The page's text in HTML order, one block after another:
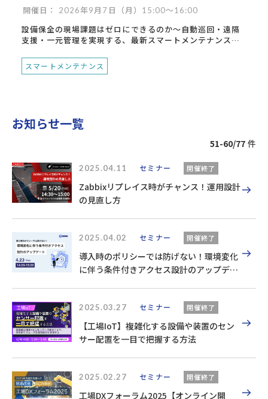
開催日： 2026年9月7日（月）15:00～16:00
設備保全の現場課題はゼロにできるのか～自動巡回・遠隔
支援・一元管理を実現する、最新スマートメンテナンス事
スマートメンテナンス
お知らせ一覧
51-60/77 件
2025.04.11 セミナー 開催終了
Zabbixリプレイス時がチャンス！運用設計
の見直し方
2025.04.02 セミナー 開催終了
導入時のポリシーでは防げない！環境変化
に伴う条件付きアクセス設計のアップデー
2025.03.27 セミナー 開催終了
【工場IoT】複雑化する設備や装置のセン
サー配置を一目で把握する方法
2025.02.27 セミナー 開催終了
工場DXフォーラム2025【オンライン開